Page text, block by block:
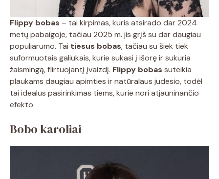
Flippy bobas – tai kirpimas, kuris atsirado dar 2024
metų pabaigoje, tačiau 2025 m. jis grįš su dar daugiau
populiarumo. Tai tiesus bobas, tačiau su šiek tiek
suformuotais galiukais, kurie sukasi į išorę ir sukuria
žaismingą, flirtuojantį įvaizdį. Flippy bobas suteikia
plaukams daugiau apimties ir natūralaus judesio, todėl
tai idealus pasirinkimas tiems, kurie nori atjauninančio
efekto.
Bobo karoliai